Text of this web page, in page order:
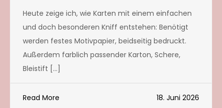
Heute zeige ich, wie Karten mit einem einfachen
und doch besonderen Kniff entstehen: Benötigt
werden festes Motivpapier, beidseitig bedruckt.
Außerdem farblich passender Karton, Schere,
Bleistift […]
Read More 18. Juni 2026